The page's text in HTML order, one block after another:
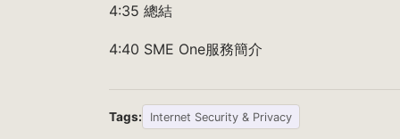
4:35 總結
4:40 SME One服務簡介
Tags: Internet Security & Privacy